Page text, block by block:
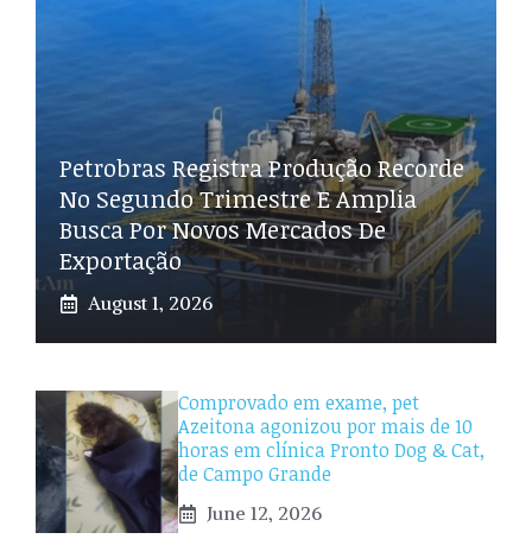
Petrobras Registra Produção Recorde
No Segundo Trimestre E Amplia
Busca Por Novos Mercados De
Exportação
August 1, 2026
Comprovado em exame, pet
Azeitona agonizou por mais de 10
horas em clínica Pronto Dog & Cat,
de Campo Grande
June 12, 2026